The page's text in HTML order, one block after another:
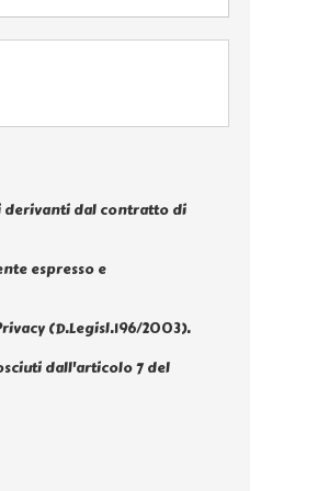
derivanti dal contratto di
espresso e
(D.Legisl.196/2003).
dall'articolo 7 del